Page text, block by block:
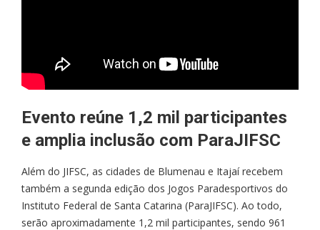
Evento reúne 1,2 mil participantes
e amplia inclusão com ParaJIFSC
Além do JIFSC, as cidades de Blumenau e Itajaí recebem
também a segunda edição dos Jogos Paradesportivos do
Instituto Federal de Santa Catarina (ParaJIFSC). Ao todo,
serão aproximadamente 1,2 mil participantes, sendo 961